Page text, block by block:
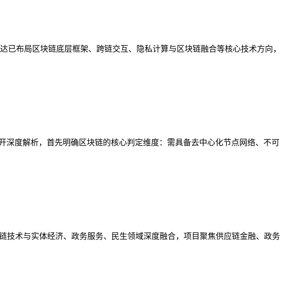
布局区块链底层框架、跨链交互、隐私计算与区块链融合等核心技术方向，
度解析，首先明确区块链的核心判定维度：需具备去中心化节点网络、不可
术与实体经济、政务服务、民生领域深度融合，项目聚焦供应链金融、政务